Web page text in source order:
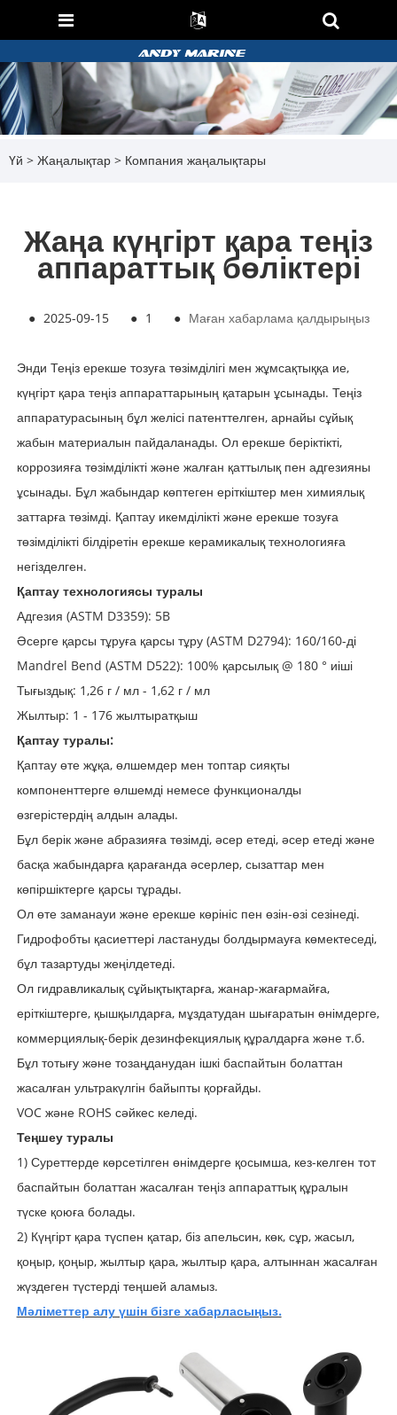
Үй > Жаңалықтар > Компания жаңалықтары
Жаңа күңгірт қара теңіз
аппараттық бөліктері
● 2025-09-15 ● 1 ● Маған хабарлама қалдырыңыз
Энди Теңіз ерекше тозуға төзімділігі мен жұмсақтыққа ие,
күңгірт қара теңіз аппараттарының қатарын ұсынады. Теңіз
аппаратурасының бұл желісі патенттелген, арнайы сұйық
жабын материалын пайдаланады. Ол ерекше беріктікті,
коррозияға төзімділікті және жалған қаттылық пен адгезияны
ұсынады. Бұл жабындар көптеген еріткіштер мен химиялық
заттарға төзімді. Қаптау икемділікті және ерекше тозуға
төзімділікті білдіретін ерекше керамикалық технологияға
негізделген.
Қаптау технологиясы туралы
Адгезия (ASTM D3359): 5B
Әсерге қарсы тұруға қарсы тұру (ASTM D2794): 160/160-ді
Mandrel Bend (ASTM D522): 100% қарсылық @ 180 ° иіші
Тығыздық: 1,26 г / мл - 1,62 г / мл
Жылтыр: 1 - 176 жылтыратқыш
Қаптау туралы:
Қаптау өте жұқа, өлшемдер мен топтар сияқты
компоненттерге өлшемді немесе функционалды
өзгерістердің алдын алады.
Бұл берік және абразияға төзімді, әсер етеді, әсер етеді және
басқа жабындарға қарағанда әсерлер, сызаттар мен
көпіршіктерге қарсы тұрады.
Ол өте заманауи және ерекше көрініс пен өзін-өзі сезінеді.
Гидрофобты қасиеттері ластануды болдырмауға көмектеседі,
бұл тазартуды жеңілдетеді.
Ол гидравликалық сұйықтықтарға, жанар-жағармайға,
еріткіштерге, қышқылдарға, мұздатудан шығаратын өнімдерге,
коммерциялық-берік дезинфекциялық құралдарға және т.б.
Бұл тотығу және тозаңданудан ішкі баспайтын болаттан
жасалған ультракүлгін байыпты қорғайды.
VOC және ROHS сәйкес келеді.
Теңшеу туралы
1) Суреттерде көрсетілген өнімдерге қосымша, кез-келген тот
баспайтын болаттан жасалған теңіз аппараттық құралын
түске қоюға болады.
2) Күңгірт қара түспен қатар, біз апельсин, көк, сұр, жасыл,
қоңыр, қоңыр, жылтыр қара, жылтыр қара, алтыннан жасалған
жүздеген түстерді теңшей аламыз.
Мәліметтер алу үшін бізге хабарласыңыз.